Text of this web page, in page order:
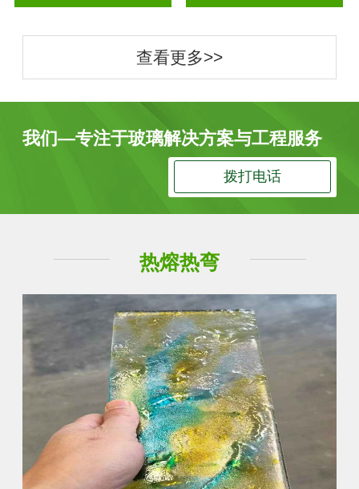
查看更多>>
我们—专注于玻璃解决方案与工程服务
拨打电话
热熔热弯